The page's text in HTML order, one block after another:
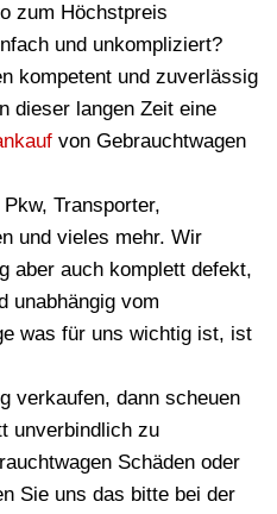
zum Höchstpreis
und unkompliziert?
kompetent und zuverlässig
dieser langen Zeit eine
von Gebrauchtwagen
Transporter,
und vieles mehr. Wir
aber auch komplett defekt,
unabhängig vom
was für uns wichtig ist, ist
verkaufen, dann scheuen
unverbindlich zu
Schäden oder
Sie uns das bitte bei der